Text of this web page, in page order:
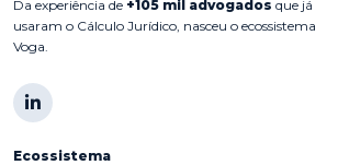
Da experiência de +105 mil advogados que já
usaram o Cálculo Jurídico, nasceu o ecossistema
Voga.
Ecossistema